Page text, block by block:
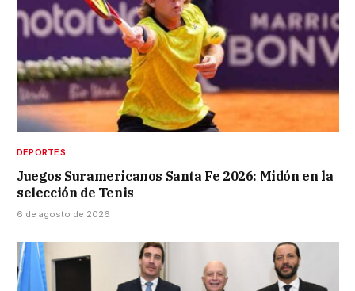
DEPORTES
Juegos Suramericanos Santa Fe 2026: Midón en la
selección de Tenis
6 de agosto de 2026